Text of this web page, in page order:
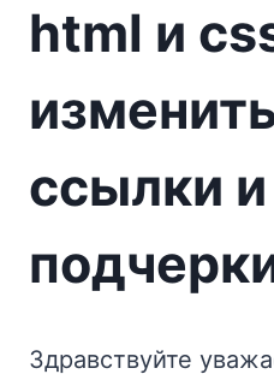
html и
ссылки
Здравствуйте